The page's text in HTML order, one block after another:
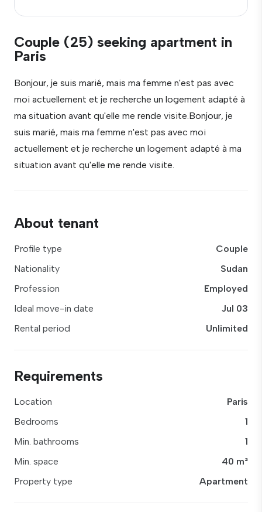
Couple (25) seeking apartment in
Paris
Bonjour, je suis marié, mais ma femme n'est pas avec
moi actuellement et je recherche un logement adapté à
ma situation avant qu'elle me rende visite.Bonjour, je
suis marié, mais ma femme n'est pas avec moi
actuellement et je recherche un logement adapté à ma
situation avant qu'elle me rende visite.
About tenant
Profile type
Couple
Nationality
Sudan
Profession
Employed
Ideal move-in date
Jul 03
Rental period
Unlimited
Requirements
Location
Paris
Bedrooms
1
Min. bathrooms
1
Min. space
40 m²
Property type
Apartment